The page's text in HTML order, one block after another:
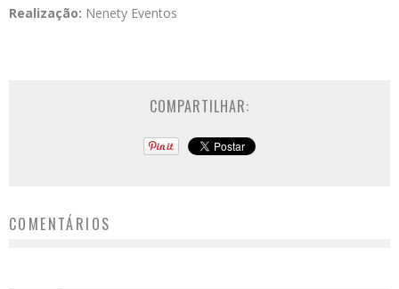
Realização: Nenety Eventos
COMPARTILHAR:
COMENTÁRIOS